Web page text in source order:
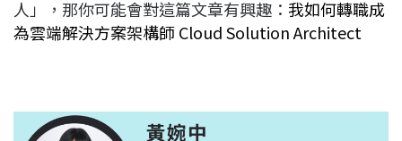
人」，那你可能會對這篇文章有興趣： 我如何轉職成
為雲端解決方案架構師 Cloud Solution Architect